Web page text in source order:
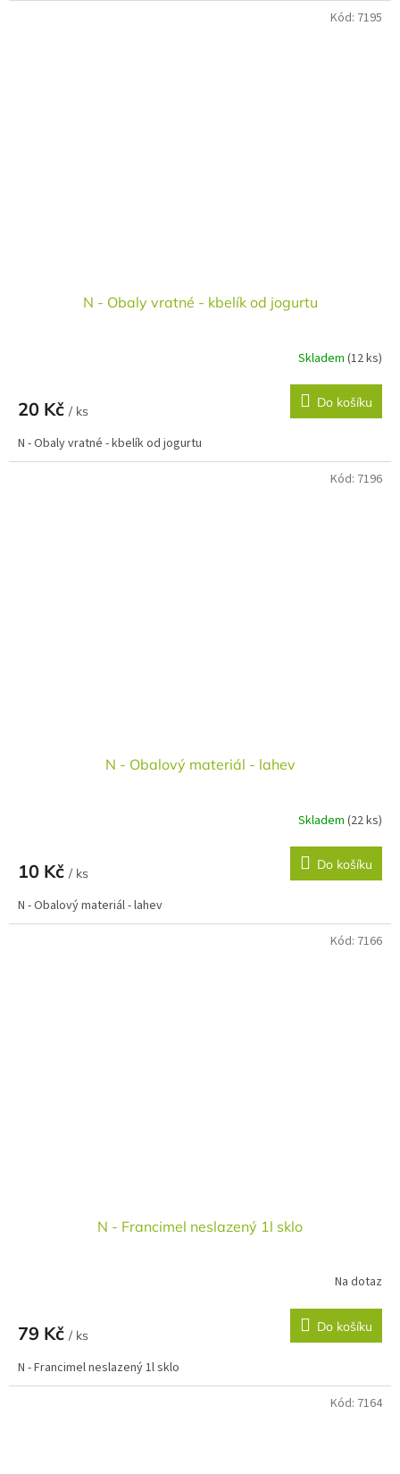
N - Obaly vratné - kbelík od jogurtu
Skladem (12 ks)
20 Kč / ks
Do košíku
N - Obaly vratné - kbelík od jogurtu
Kód: 7195
N - Obalový materiál - lahev
Skladem (22 ks)
10 Kč / ks
Do košíku
N - Obalový materiál - lahev
Kód: 7196
N - Francimel neslazený 1l sklo
Na dotaz
79 Kč / ks
Do košíku
N - Francimel neslazený 1l sklo
Kód: 7166
Kód: 7164